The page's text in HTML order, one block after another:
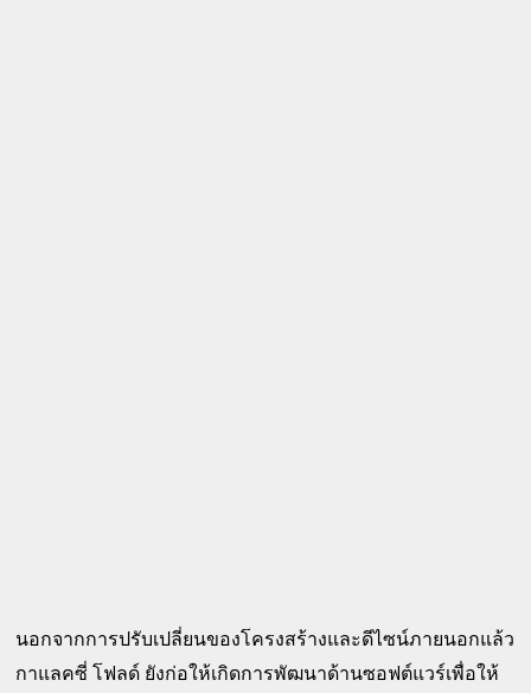
นอกจากการปรับเปลี่ยนของโครงสร้างและดีไซน์ภายนอกแล้ว
กาแลคซี่ โฟลด์ ยังก่อให้เกิดการพัฒนาด้านซอฟต์แวร์เพื่อให้